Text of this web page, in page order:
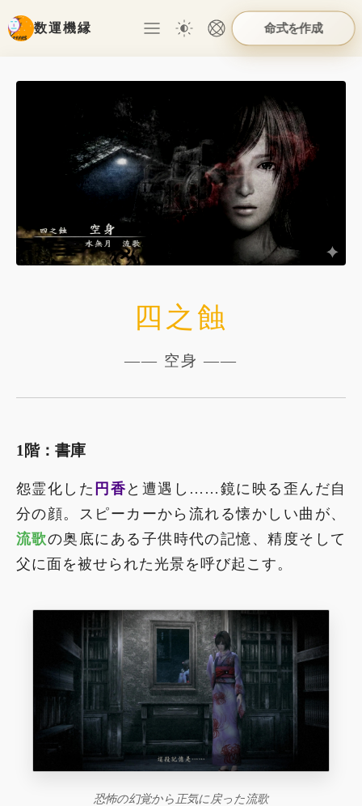
数運機縁 命式を作成
四之蝕
—— 空身 ——
1階：書庫
怨霊化した 円香 と遭遇し……鏡に映る歪んだ自
分の顔。スピーカーから流れる懐かしい曲が、
流歌の奥底にある子供時代の記憶、精度そして
父に面を被せられた光景を呼び起こす。
恐怖の幻覚から正気に戻った流歌